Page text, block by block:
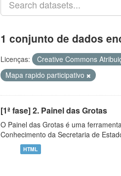
1 conjunto de dados
Licenças: Creative Commons
Mapa rapido participativo
[1ª fase] 2. Painel das Grotas
O Painel das Grotas é uma
Conhecimento da Secretaria de
HTML